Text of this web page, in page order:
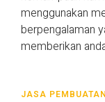
menggunakan
berpengalaman
memberikan
JASA